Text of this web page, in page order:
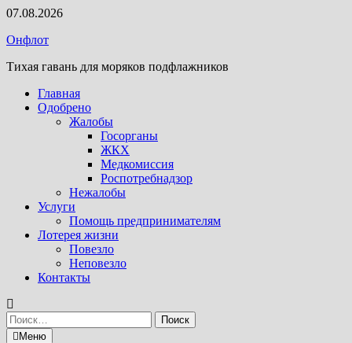
Перейти
содержимому
07.08.2026
Онфлот
Тихая гавань для моряков подфлажников
Главная
Одобрено
Жалобы
Госорганы
ЖКХ
Медкомиссия
Роспотребнадзор
Нежалобы
Услуги
Помощь предпринимателям
Лотерея жизни
Повезло
Неповезло
Контакты
Найти:
Меню